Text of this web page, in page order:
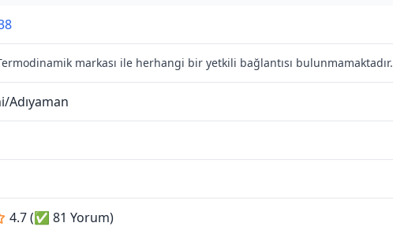
markası ile herhangi bir yetkili bağlantısı bulunmamaktadır.
Adıyaman
4.7 (✅ 81 Yorum)